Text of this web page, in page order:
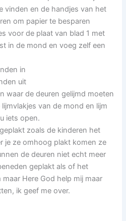
vinden en de handjes van het
om papier te besparen
voor de plaat van blad 1 met
in de mond en voeg zelf een
in
uit
waar de deuren gelijmd moeten
van de mond en lijm
iets open.
zoals de kinderen het
je ze omhoog plakt komen ze
de deuren niet echt meer
geplakt als of het
Here God help mij maar
ik geef me over.